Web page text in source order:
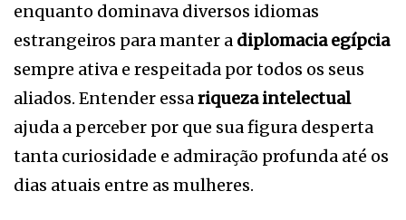
enquanto dominava diversos idiomas
estrangeiros para manter a diplomacia egípcia
sempre ativa e respeitada por todos os seus
aliados. Entender essariqueza intelectual
ajuda a perceber por que sua figura desperta
tanta curiosidade e admiração profunda até os
dias atuais entre as mulheres.